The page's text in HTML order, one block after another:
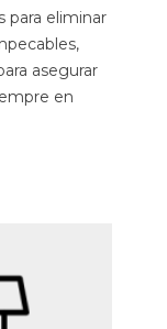
para eliminar
asegurar
en